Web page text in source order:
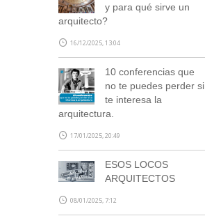
y para qué sirve un
arquitecto?
16/12/2025, 13:04
10 conferencias que
no te puedes perder si
te interesa la
arquitectura.
17/01/2025, 20:49
ESOS LOCOS
ARQUITECTOS
08/01/2025, 7:12